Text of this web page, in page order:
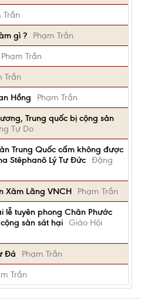
Trần
gì ?
Phạm Trần
Phạm Trần
Trần
Hồng
Phạm Trần
Trung quốc bị cộng sản
Tự Do
Trung Quốc cấm không được
Stêphanô Lý Tư Đức Đặng
Xâm Lăng VNCH
Phạm Trần
lễ tuyên phong Chân Phước
sản sát hại Giáo Hội
Đá
Phạm Trần
Trần